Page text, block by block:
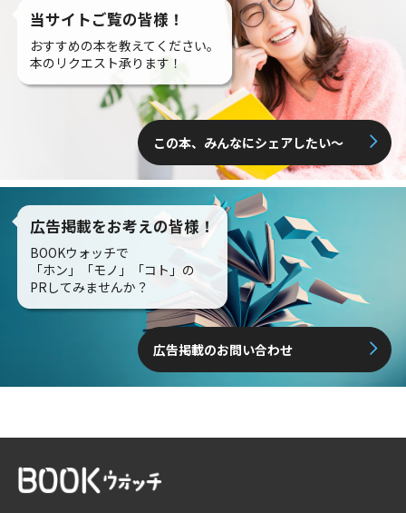
当サイトご覧の皆様！
おすすめの本を教えてください。
本のリクエスト承ります！
この本、みんなにシェアしたい〜
広告掲載をお考えの皆様！
BOOKウォッチで
「ホン」「モノ」「コト」の
PRしてみませんか？
広告掲載のお問い合わせ